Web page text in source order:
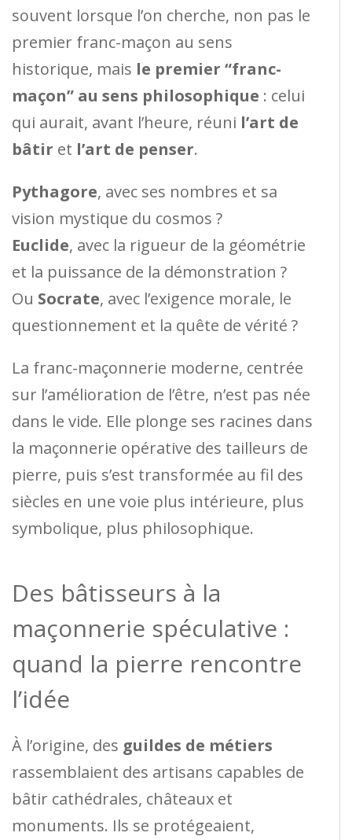
souvent lorsque l’on cherche, non pas le
premier franc-maçon au sens
historique, mais le premier “franc-
maçon” au sens philosophique : celui
qui aurait, avant l’heure, réuni l’art de
bâtir et l’art de penser.
Pythagore, avec ses nombres et sa
vision mystique du cosmos ?
Euclide, avec la rigueur de la géométrie
et la puissance de la démonstration ?
Ou Socrate, avec l’exigence morale, le
questionnement et la quête de vérité ?
La franc-maçonnerie moderne, centrée
sur l’amélioration de l’être, n’est pas née
dans le vide. Elle plonge ses racines dans
la maçonnerie opérative des tailleurs de
pierre, puis s’est transformée au fil des
siècles en une voie plus intérieure, plus
symbolique, plus philosophique.
Des bâtisseurs à la
maçonnerie spéculative :
quand la pierre rencontre
l’idée
À l’origine, des guildes de métiers
rassemblaient des artisans capables de
bâtir cathédrales, châteaux et
monuments. Ils se protégeaient,